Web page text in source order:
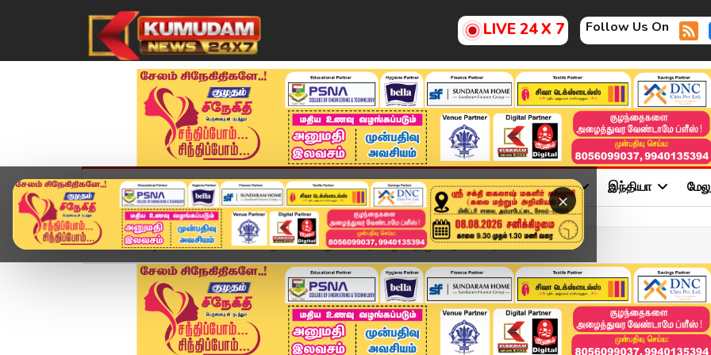
LIVE 24 X 7 Follow Us On
×
முகப்பு விளையாட்டு அண்மை தமிழ்நாடு சினிமா அரசியல் விளையாட்டு இந்தியா
Home வீடியோ ஸ்டோரி L Murugan: "வரலாறு காணாத ஊழல்.. திமுக ஆட்சியை த...